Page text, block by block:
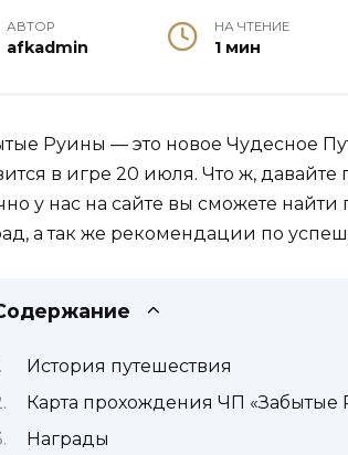
АВТОР
afkadmin
НА ЧТЕНИЕ
1 мин
Руины — это новое Чудесное
в игре 20 июля. Что ж,
у нас на сайте вы сможете
а так же рекомендации по
История путешествия
Карта прохождения ЧП «Забытые
Награды